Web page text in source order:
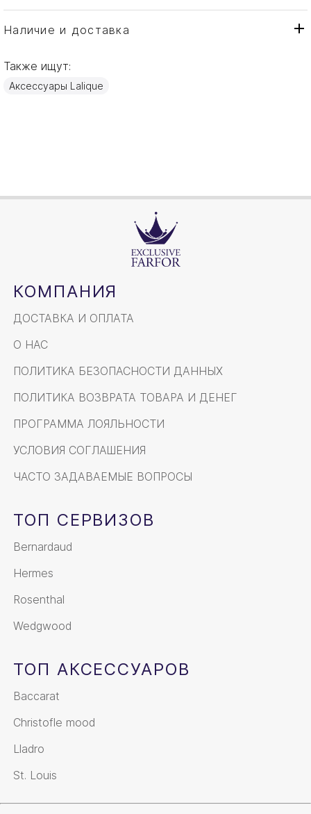
Тип товара
Лампа
Бренд
Страна производителя
Материал
Наличие и доставка
Также ищут:
Аксессуары Lalique
КОМПАНИЯ
ДОСТАВКА И ОПЛАТА
О НАС
ПОЛИТИКА БЕЗОПАСНОСТИ ДАННЫХ
ПОЛИТИКА ВОЗВРАТА ТОВАРА И ДЕНЕГ
ПРОГРАММА ЛОЯЛЬНОСТИ
УСЛОВИЯ СОГЛАШЕНИЯ
ЧАСТО ЗАДАВАЕМЫЕ ВОПРОСЫ
ТОП СЕРВИЗОВ
Bernardaud
Hermes
Rosenthal
Wedgwood
ТОП АКСЕССУАРОВ
Baccarat
Christofle mood
Lladro
St. Louis